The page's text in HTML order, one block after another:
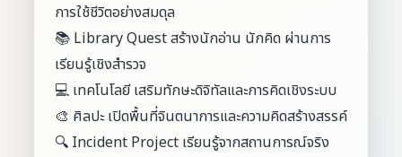
การใช้ชีวิตอย่างสมดุล
📚 Library Quest สร้างนักอ่าน นักคิด ผ่านการ
เรียนรู้เชิงสำรวจ
💻 เทคโนโลยี เสริมทักษะดิจิทัลและการคิดเชิงระบบ
🎨 ศิลปะ เปิดพื้นที่จินตนาการและความคิดสร้างสรรค์
🔍 Incident Project เรียนรู้จากสถานการณ์จริง